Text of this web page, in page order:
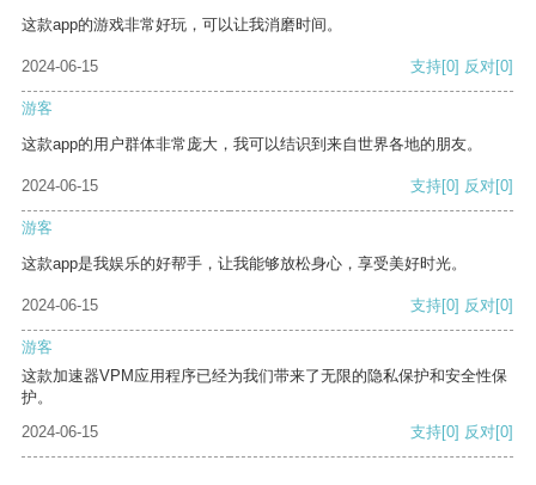
这款app的游戏非常好玩，可以让我消磨时间。
2024-06-15 支持[0] 反对[0]
游客
这款app的用户群体非常庞大，我可以结识到来自世界各地的朋友。
2024-06-15 支持[0] 反对[0]
游客
这款app是我娱乐的好帮手，让我能够放松身心，享受美好时光。
2024-06-15 支持[0] 反对[0]
游客
这款加速器VPM应用程序已经为我们带来了无限的隐私保护和安全性保
护。
2024-06-15
支持[0] 反对[0]